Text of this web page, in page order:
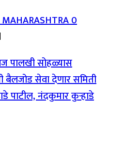
MAHARASHTRA0